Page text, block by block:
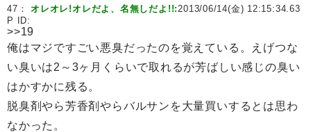
47：オレオレ!オレだよ、名無しだよ!!:2013/06/14(金) 12:15:34.63
P ID:
>>19
俺はマジですごい悪臭だったのを覚えている。えげつな
い臭いは2～3ヶ月くらいで取れるが芳ばしい感じの臭い
はかすかに残る。
脱臭剤やら芳香剤やらバルサンを大量買いするとは思わ
なかった。